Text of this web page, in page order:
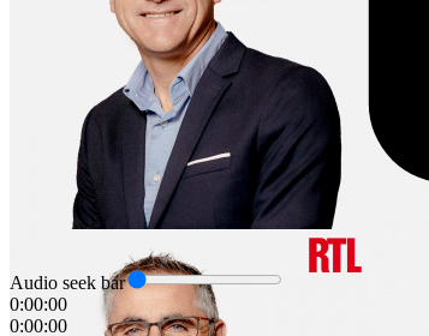
Audio seek bar
0:00:00
0:00:00